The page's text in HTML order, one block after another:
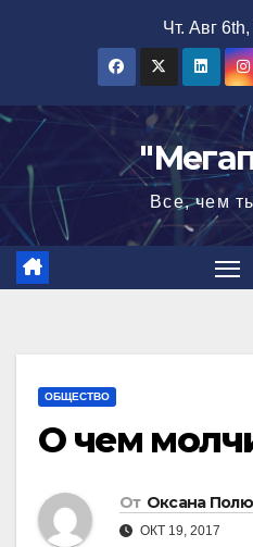
Чт. Авг
Все, чем
ОБЩЕСТВО
О чем
От Оксана
ОКТ 19, 2017